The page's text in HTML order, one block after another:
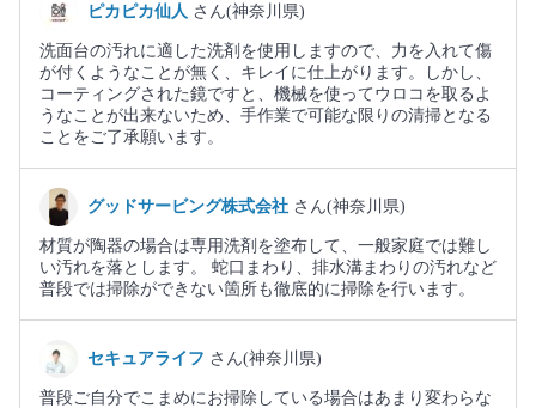
ピカピカ仙人 さん(神奈川県)
洗面台の汚れに適した洗剤を使用しますので、力を入れて傷
が付くようなことが無く、キレイに仕上がります。しかし、
コーティングされた鏡ですと、機械を使ってウロコを取るよ
うなことが出来ないため、手作業で可能な限りの清掃となる
ことをご了承願います。
グッドサービング株式会社 さん(神奈川県)
材質が陶器の場合は専用洗剤を塗布して、一般家庭では難し
い汚れを落とします。 蛇口まわり、排水溝まわりの汚れなど
普段では掃除ができない箇所も徹底的に掃除を行います。
セキュアライフ さん(神奈川県)
普段ご自分でこまめにお掃除している場合はあまり変わらな